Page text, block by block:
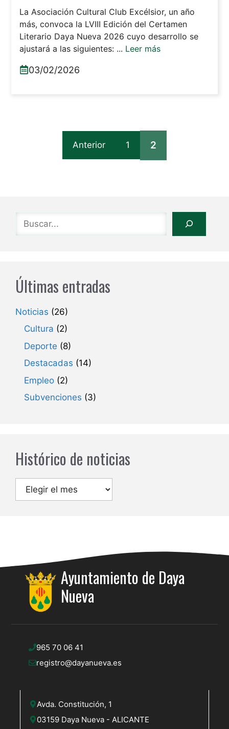
La Asociación Cultural Club Excélsior, un año
más, convoca la LVIII Edición del Certamen
Literario Daya Nueva 2026 cuyo desarrollo se
ajustará a las siguientes: ... Leer más
03/02/2026
Anterior 1 2
Últimas entradas
Noticias (26)
Cultura (2)
Deporte (8)
Destacadas (14)
Empleo (2)
Subvenciones (3)
Histórico de noticias
Archivos
Ayuntamiento de Daya
Nueva
965 70 06 41
registro@dayanueva.es
Avda. Constitución, 1
03159 Daya Nueva - ALICANTE